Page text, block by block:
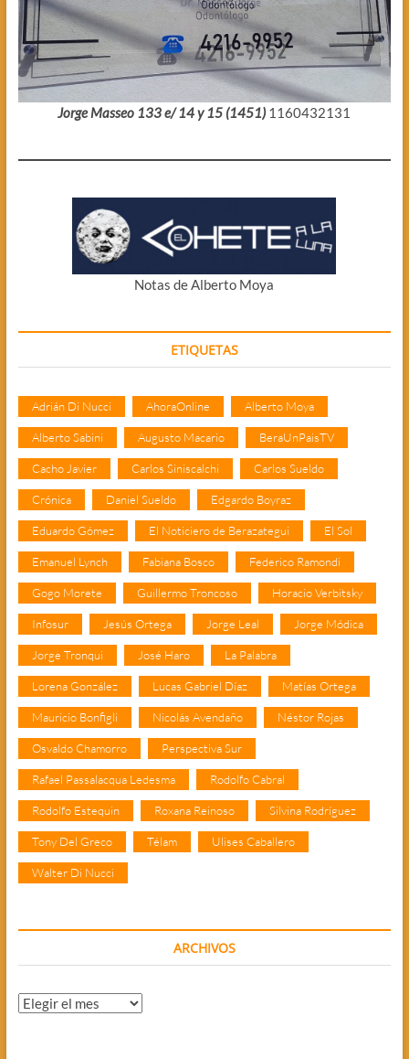
Jorge Masseo 133 e/ 14 y 15 (1451) 1160432131
Notas de Alberto Moya
ETIQUETAS
Adrián Di Nucci AhoraOnline Alberto Moya
Alberto Sabini Augusto Macario BeraUnPaisTV
Cacho Javier Carlos Siniscalchi Carlos Sueldo
Crónica Daniel Sueldo Edgardo Boyraz
Eduardo Gómez El Noticiero de Berazategui El Sol
Emanuel Lynch Fabiana Bosco Federico Ramondi
Gogo Morete Guillermo Troncoso Horacio Verbitsky
Infosur Jesús Ortega Jorge Leal Jorge Módica
Jorge Tronqui José Haro La Palabra
Lorena González Lucas Gabriel Díaz Matías Ortega
Mauricio Bonfigli Nicolás Avendaño Néstor Rojas
Osvaldo Chamorro Perspectiva Sur
Rafael Passalacqua Ledesma Rodolfo Cabral
Rodolfo Estequin Roxana Reinoso Silvina Rodríguez
Tony Del Greco Télam Ulises Caballero
Walter Di Nucci
ARCHIVOS
Archivos